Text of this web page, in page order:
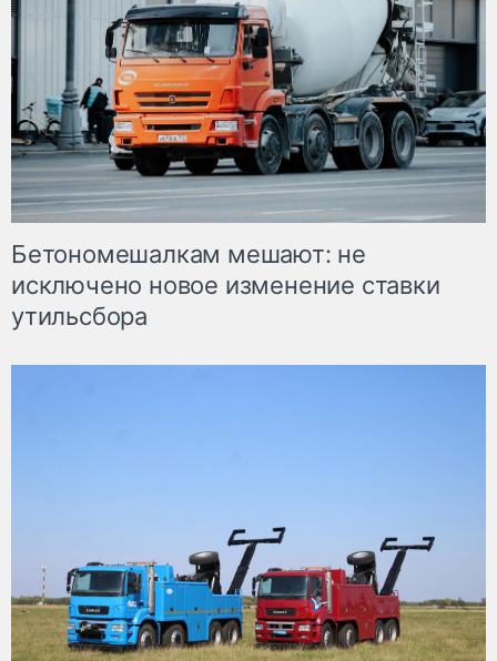
Бетономешалкам мешают: не
исключено новое изменение ставки
утильсбора